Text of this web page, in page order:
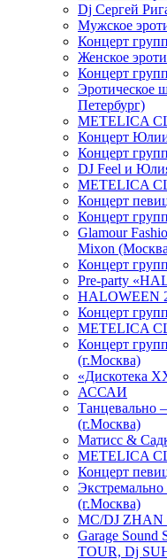
Dj Сергей
Мужское
Концерт
Женское
Концерт
Петербург)
METELICA
Концерт
Концерт
DJ Feel и
METELICA
Концерт
Концерт
Glamour
Mixon
Концерт
Pre-party
HALOWEEN
Концерт
METELICA
Концерт
(г.Москва)
«Дискотека
АССАИ
Танцевально
(г.Москва)
Матисс &
METELICA
Концерт
(г.Москва)
МС/DJ ZHAN
Garage Sound
TOUR, Dj